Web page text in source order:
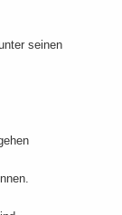
seinen